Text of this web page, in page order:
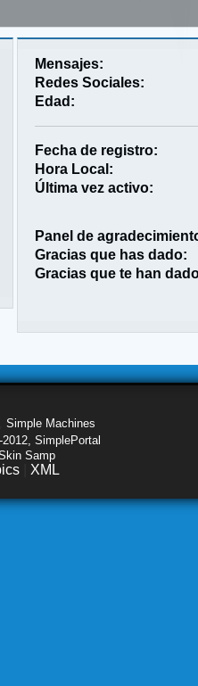
Mensajes:
Redes Sociales:
Edad:
Fecha de registro:
Hora Local:
Última vez activo:
Panel de
Gracias que has dado:
Gracias que te han
Simple Machines
SimplePortal
Samp
XML